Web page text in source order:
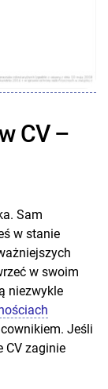
CV –
Sam
w stanie
w swoim
niezwykle
Jeśli
CV zaginie